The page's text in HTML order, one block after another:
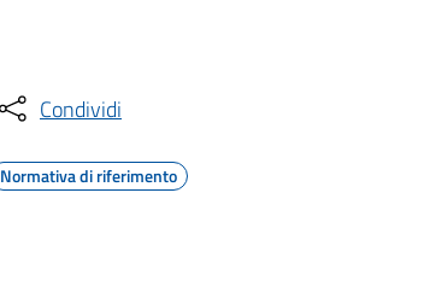
Condividi
Normativa di riferimento